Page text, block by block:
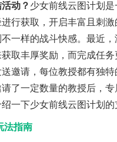
动？ 少女前线云图计划
行获取，开启丰富且刺
一样的战斗快感。最
取丰厚奖励，而完成任
邀请，每位教授都有独
了一定数量的教授后，
一下少女前线云图计划的
法指南